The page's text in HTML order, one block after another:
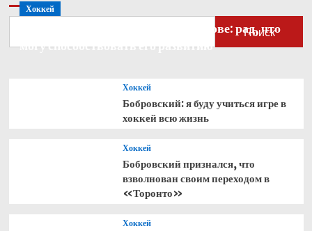
Поиск
Хоккей
Бобровский — о голкипере Ахтямове: рад, что
могу способствовать его развитию
Хоккей
Бобровский: я буду учиться игре в
хоккей всю жизнь
Хоккей
Бобровский признался, что
взволнован своим переходом в
«Торонто»
Хоккей